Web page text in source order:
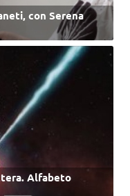
con Serena
Alfabeto